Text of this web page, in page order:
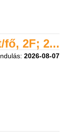
fő, 2F; 2...
2026-08-07